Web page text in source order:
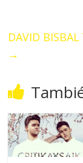
DAVID
→